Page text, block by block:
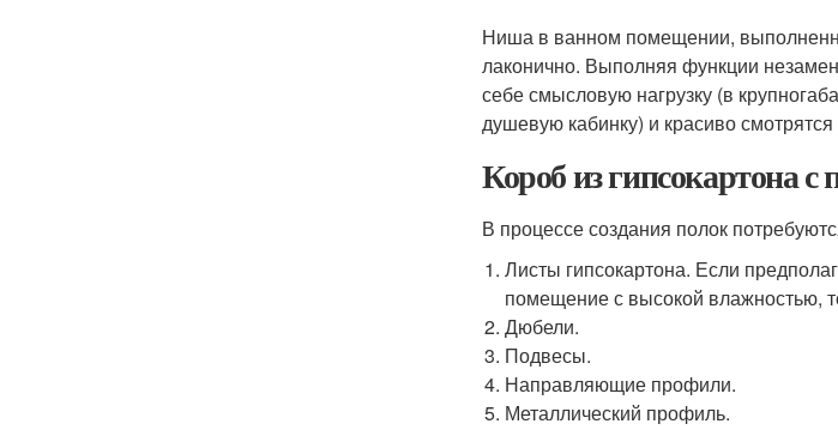
Ниша в ванном помещении,
лаконично. Выполняя функции
себе смысловую нагрузку (в
душевую кабинку) и красиво
Короб из гипсокартона
В процессе создания полок
Листы гипсокартона. Если
помещение с высокой влажностью,
Дюбели.
Подвесы.
Направляющие профили.
Металлический профиль.